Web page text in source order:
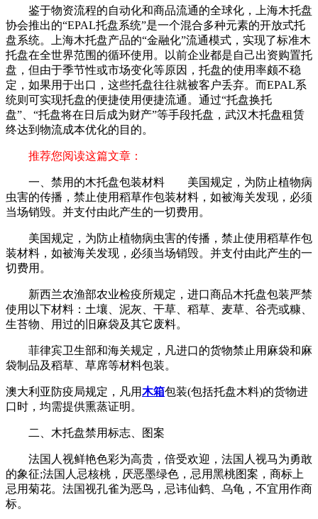
鉴于物资流程的自动化和商品流通的全球化，上海木托盘
协会推出的“EPAL托盘系统”是一个混合多种元素的开放式托
盘系统。上海木托盘产品的“金融化”流通模式，实现了标准木
托盘在全世界范围的循环使用。以前企业都是自己出资购置托
盘，但由于季节性或市场变化等原因，托盘的使用率颇不稳
定，如果用于出口，这些托盘往往就被客户丢弃。而EPAL系
统则可实现托盘的便捷使用便捷流通。通过“托盘换托
盘”、“托盘将在日后成为财产”等手段托盘，武汉木托盘租赁
终达到物流成本优化的目的。
推荐您阅读这篇文章：
一、禁用的木托盘包装材料 美国规定，为防止植物病
虫害的传播，禁止使用稻草作包装材料，如被海关发现，必须
当场销毁。并支付由此产生的一切费用。
美国规定，为防止植物病虫害的传播，禁止使用稻草作包
装材料，如被海关发现，必须当场销毁。并支付由此产生的一
切费用。
新西兰农渔部农业检疫所规定，进口商品木托盘包装严禁
使用以下材料：土壤、泥灰、干草、稻草、麦草、谷壳或糠、
生苔物、用过的旧麻袋及其它废料。
菲律宾卫生部和海关规定，凡进口的货物禁止用麻袋和麻
袋制品及稻草、草席等材料包装。
澳大利亚防疫局规定，凡用木箱包装(包括托盘木料)的货物进
口时，均需提供熏蒸证明。
二、木托盘禁用标志、图案
法国人视鲜艳色彩为高贵，倍受欢迎，法国人视马为勇敢
的象征;法国人忌核桃，厌恶墨绿色，忌用黑桃图案，商标上
忌用菊花。法国视孔雀为恶鸟，忌讳仙鹤、乌龟，不宜用作商
标。